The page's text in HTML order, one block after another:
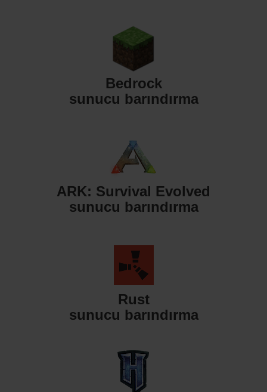
Bedrock
sunucu barındırma
ARK: Survival Evolved
sunucu barındırma
Rust
sunucu barındırma